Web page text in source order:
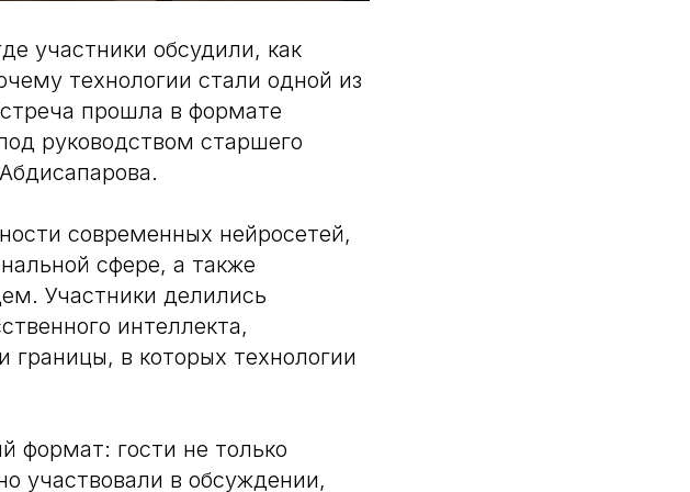
участники обсудили, как
технологии стали одной из
прошла в формате
руководством старшего
современных нейросетей,
сфере, а также
Участники делились
интеллекта,
в которых технологии
формат: гости не только
участвовали в обсуждении,